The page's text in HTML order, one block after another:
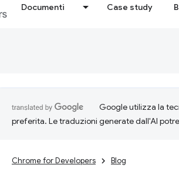
Documenti Case study
Google utilizza la
preferita. Le traduzioni generate dall'AI
Chrome for Developers Blog